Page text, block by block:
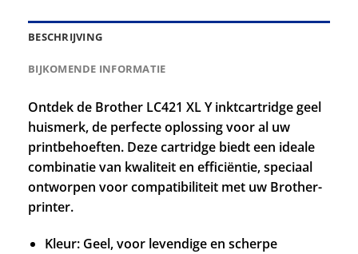
BESCHRIJVING
BIJKOMENDE INFORMATIE
Ontdek de Brother LC421 XL Y inktcartridge geel
huismerk, de perfecte oplossing voor al uw
printbehoeften. Deze cartridge biedt een ideale
combinatie van kwaliteit en efficiëntie, speciaal
ontworpen voor compatibiliteit met uw Brother-
printer.
Kleur: Geel, voor levendige en scherpe